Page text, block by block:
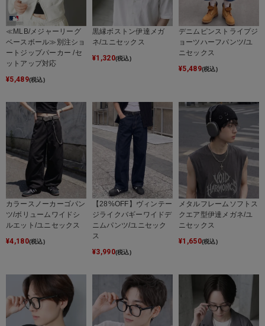
≪MLB/メジャーリーグ
ベースボール≫別注ショ
ートジップパーカー /セ
ットアップ対応
¥5,489(税込)
黒縁ボストン伊達メガ
ネ/ユニセックス
¥1,320(税込)
デニムピンストライプジ
ョーツハーフパンツ/ユ
ニセックス
¥5,489(税込)
カラースノーカーゴパン
ツ/ボリュームワイドシ
ルエット/ユニセックス
¥4,180(税込)
【28%OFF】ヴィンテー
ジライクバギーワイドデ
ニムパンツ/ユニセック
ス
¥3,990(税込)
メタルフレームソフトス
クエア型伊達メガネ/ユ
ニセックス
¥1,650(税込)